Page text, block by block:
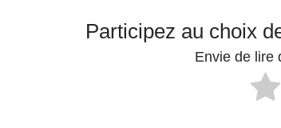
Participez au choix
Envie de lire